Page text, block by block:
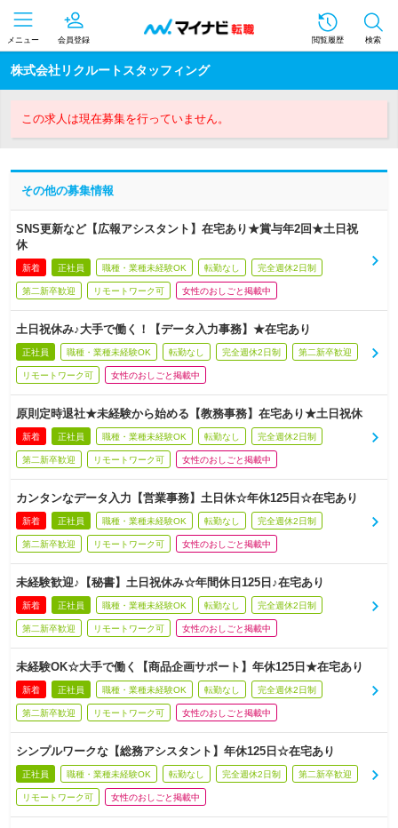
メニュー 会員登録 閲覧履歴 検索
株式会社リクルートスタッフィング
この求人は現在募集を行っていません。
その他の募集情報
SNS更新など【広報アシスタント】在宅あり★賞与年2回★土日祝
休
新着 正社員 職種・業種未経験OK 転勤なし 完全週休2日制
第二新卒歓迎 リモートワーク可 女性のおしごと掲載中
土日祝休み♪大手で働く！【データ入力事務】★在宅あり
正社員 職種・業種未経験OK 転勤なし 完全週休2日制 第二新卒歓迎
リモートワーク可 女性のおしごと掲載中
原則定時退社★未経験から始める【教務事務】在宅あり★土日祝休
新着 正社員 職種・業種未経験OK 転勤なし 完全週休2日制
第二新卒歓迎 リモートワーク可 女性のおしごと掲載中
カンタンなデータ入力【営業事務】土日休☆年休125日☆在宅あり
新着 正社員 職種・業種未経験OK 転勤なし 完全週休2日制
第二新卒歓迎 リモートワーク可 女性のおしごと掲載中
未経験歓迎♪【秘書】土日祝休み☆年間休日125日♪在宅あり
新着 正社員 職種・業種未経験OK 転勤なし 完全週休2日制
第二新卒歓迎 リモートワーク可 女性のおしごと掲載中
未経験OK☆大手で働く【商品企画サポート】年休125日★在宅あり
新着 正社員 職種・業種未経験OK 転勤なし 完全週休2日制
第二新卒歓迎 リモートワーク可 女性のおしごと掲載中
シンプルワークな【総務アシスタント】年休125日☆在宅あり
正社員 職種・業種未経験OK 転勤なし 完全週休2日制 第二新卒歓迎
リモートワーク可 女性のおしごと掲載中